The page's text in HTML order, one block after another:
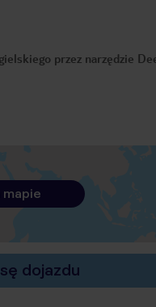
przez narzędzie
mapie
dojazdu